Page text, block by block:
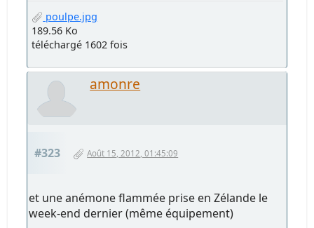
poulpe.jpg
189.56 Ko
téléchargé 1602 fois
amonre
#323 Août 15, 2012, 01:45:09
et une anémone flammée prise en Zélande le
week-end dernier (même équipement)